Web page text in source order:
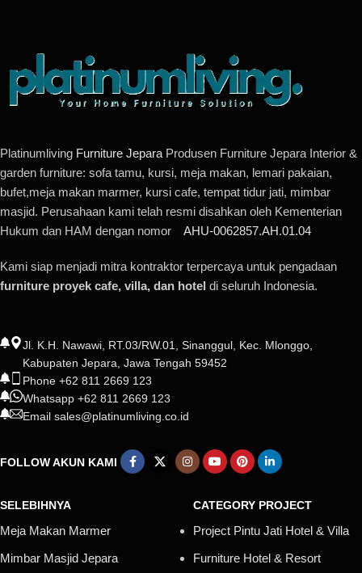
Platinumliving Furniture Jepara Produsen Furniture Jepara Interior &
garden furniture: sofa tamu, kursi, meja makan, lemari pakaian,
bufet,meja makan marmer, kursi cafe, tempat tidur jati, mimbar
masjid. Perusahaan kami telah resmi disahkan oleh Kementerian
Hukum dan HAM dengan nomor AHU-0062857.AH.01.04
Kami siap menjadi mitra kontraktor terpercaya untuk pengadaan
furniture proyek cafe, villa, dan hotel di seluruh Indonesia.
Jl. K.H. Nawawi, RT.03/RW.01, Sinanggul, Kec. Mlonggo,
Kabupaten Jepara, Jawa Tengah 59452
Phone +62 811 2669 123
Whatsapp +62 811 2669 123
Email sales@platinumliving.co.id
FOLLOW AKUN KAMI
SELEBIHNYA
Meja Makan Marmer
Mimbar Masjid Jepara
CATEGORY PROJECT
Project Pintu Jati Hotel & Villa
Furniture Hotel & Resort